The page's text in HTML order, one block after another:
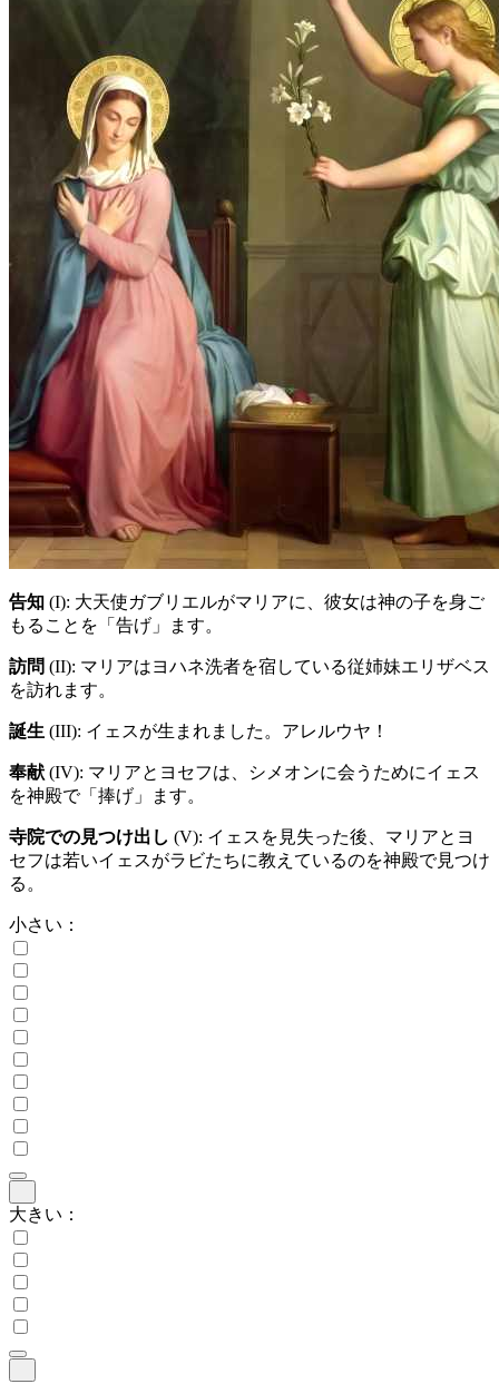
告知 (I): 大天使ガブリエルがマリアに、彼女は神の子を身ご
もることを「告げ」ます。
訪問 (II): マリアはヨハネ洗者を宿している従姉妹エリザベス
を訪れます。
誕生 (III): イェスが生まれました。アレルウヤ！
奉献 (IV): マリアとヨセフは、シメオンに会うためにイェス
を神殿で「捧げ」ます。
寺院での見つけ出し (V): イェスを見失った後、マリアとヨ
セフは若いイェスがラビたちに教えているのを神殿で見つけ
る。
小さい：
大きい：